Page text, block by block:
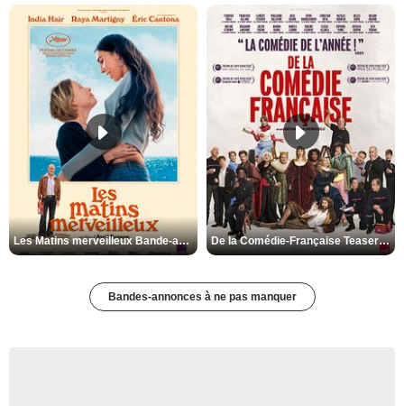
Les Matins merveilleux Bande-annonce VF De la Comédie-Française Teaser VF
Bandes-annonces à ne pas manquer